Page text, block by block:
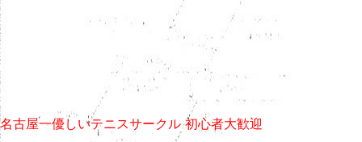
名古屋一優しいテニスサークル 初心者大歓迎